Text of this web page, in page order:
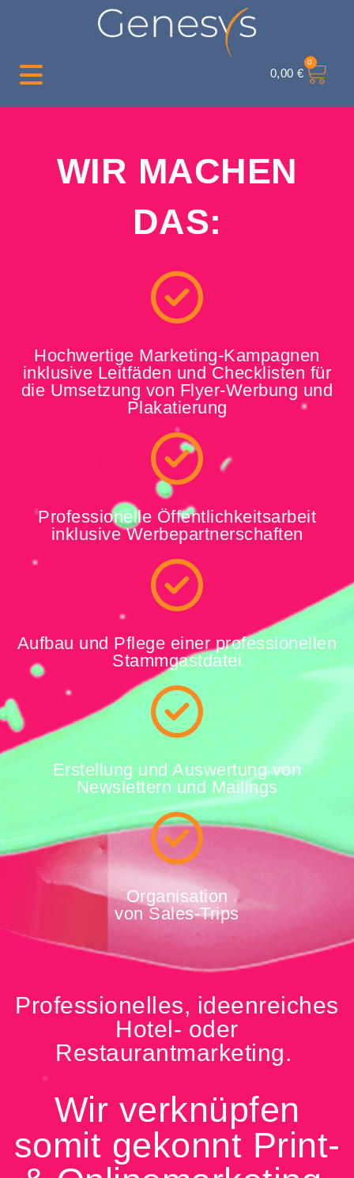
0,00 €
0
WIR MACHEN
DAS:
Hochwertige Marketing-Kampagnen
inklusive Leitfäden und Checklisten für
die Umsetzung von Flyer-Werbung und
Plakatierung
Professionelle Öffentlichkeitsarbeit
inklusive Werbepartnerschaften
Aufbau und Pflege einer professionellen
Stammgastdatei
Erstellung und Auswertung von
Newslettern und Mailings
Organisation
von Sales-Trips
Professionelles, ideenreiches
Hotel- oder
Restaurantmarketing.
Wir verknüpfen
somit gekonnt Print-